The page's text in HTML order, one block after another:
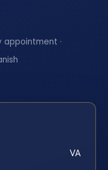
appointment ·
VA